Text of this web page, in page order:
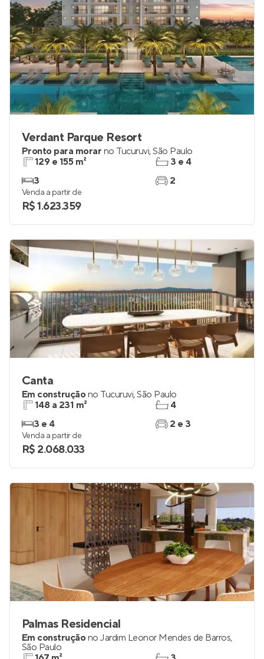
Verdant Parque Resort
Pronto para morar no Tucuruvi,São Paulo
129 e 155 m²
3
3 e 4
2
Venda a partir de
R$ 1.623.359
Canta
Em construçãono Tucuruvi,São Paulo
148 a 231 m²
3 e 4
4
2 e 3
Venda a partir de
R$ 2.068.033
Palmas Residencial
Em construçãono Jardim Leonor Mendes de Barros,
São Paulo